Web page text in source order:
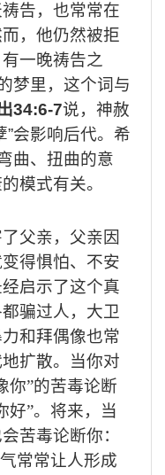
告，也常常在
，他仍然被拒
一晚祷告之
梦里，这个词与
34:6-7说，神赦
”会影响后代。希
曲、扭曲的意
模式有关。
父亲，父亲因
得惧怕、不安
启示了这个真
骗过人，大卫
和拜偶像也常
扩散。当你对
你”的苦毒论断
好”。将来，当
苦毒论断你：
常常让人形成